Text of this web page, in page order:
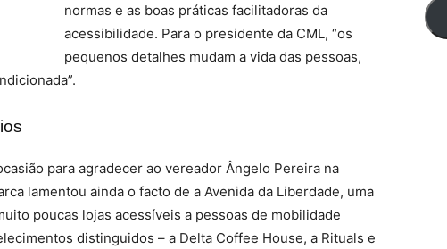
normas e as boas práticas facilitadoras da
acessibilidade. Para o presidente da CML, “os
pequenos detalhes mudam a vida das pessoas,
para agradecer ao vereador Ângelo Pereira na
lamentou ainda o facto de a Avenida da Liberdade, uma
poucas lojas acessíveis a pessoas de mobilidade
distinguidos – a Delta Coffee House, a Rituals e